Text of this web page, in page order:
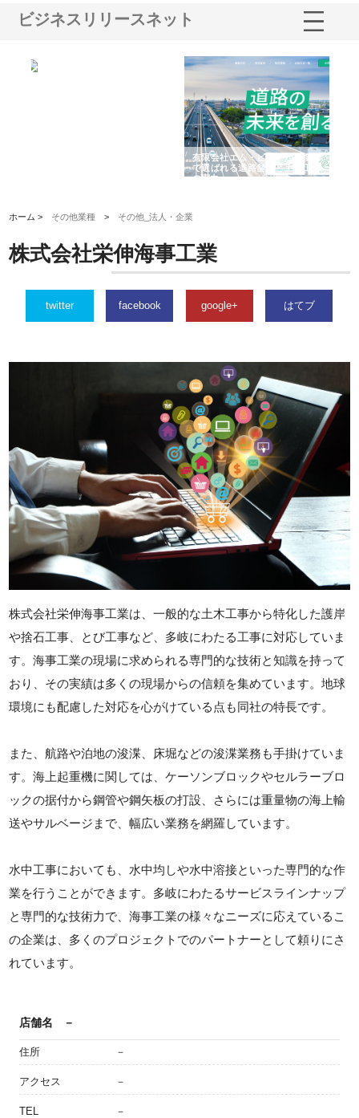
ビジネスリリースネット
有限会社エム・ビルドが南多摩
で選ばれる道路舗装と土木工事
の実力
ホーム > その他業種 > その他_法人・企業
株式会社栄伸海事工業
twitter facebook google+ はてブ
株式会社栄伸海事工業は、一般的な土木工事から特化した護岸
や捨石工事、とび工事など、多岐にわたる工事に対応していま
す。海事工業の現場に求められる専門的な技術と知識を持って
おり、その実績は多くの現場からの信頼を集めています。地球
環境にも配慮した対応を心がけている点も同社の特長です。
また、航路や泊地の浚渫、床堀などの浚渫業務も手掛けていま
す。海上起重機に関しては、ケーソンブロックやセルラーブロ
ックの据付から鋼管や鋼矢板の打設、さらには重量物の海上輸
送やサルベージまで、幅広い業務を網羅しています。
水中工事においても、水中均しや水中溶接といった専門的な作
業を行うことができます。多岐にわたるサービスラインナップ
と専門的な技術力で、海事工業の様々なニーズに応えているこ
の企業は、多くのプロジェクトでのパートナーとして頼りにさ
れています。
店舗名 －
住所 －
アクセス －
TEL －